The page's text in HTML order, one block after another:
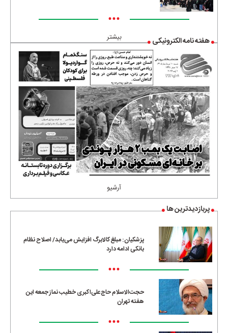
•••
بیشتر هفته نامه الکترونیکی
آرشیو
پربازدیدترین ها
پزشکیان: مبلغ کالابرگ افزایش می‌یابد/ اصلاح نظام
بانکی ادامه دارد
•••
حجت‌الاسلام حاج‌علی‌اکبری خطیب نماز جمعه این
هفته تهران
•••